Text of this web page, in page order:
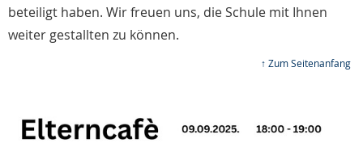
beteiligt haben. Wir freuen uns, die Schule mit Ihnen
weiter gestallten zu können.
↑ Zum Seitenanfang